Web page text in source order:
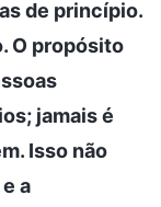
de princípio.
O propósito
jamais é
Isso não
a